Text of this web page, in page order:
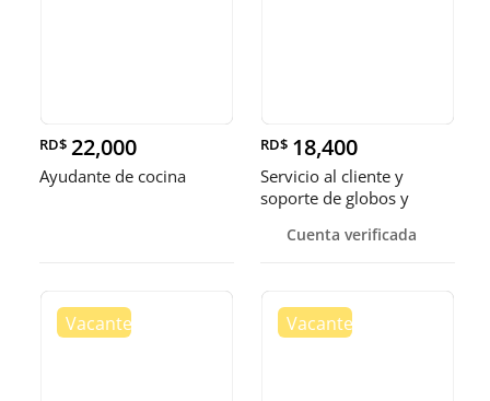
RD$ 22,000
Ayudante de cocina
RD$ 18,400
Servicio al cliente y
soporte de globos y
Cuenta verificada